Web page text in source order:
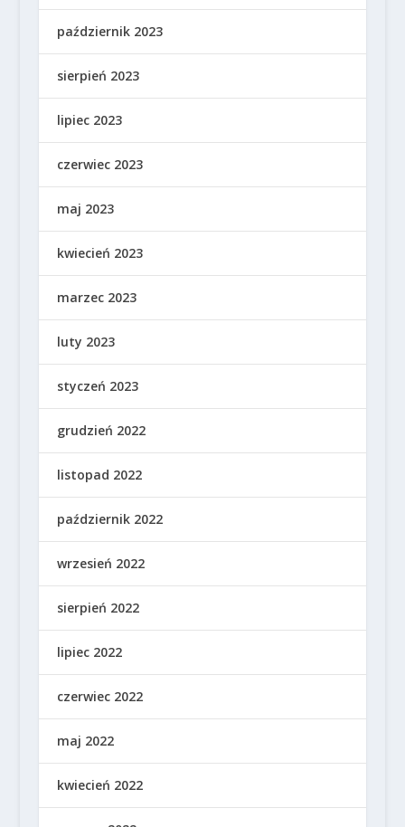
październik 2023
sierpień 2023
lipiec 2023
czerwiec 2023
maj 2023
kwiecień 2023
marzec 2023
luty 2023
styczeń 2023
grudzień 2022
listopad 2022
październik 2022
wrzesień 2022
sierpień 2022
lipiec 2022
czerwiec 2022
maj 2022
kwiecień 2022